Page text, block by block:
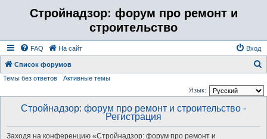
Стройнадзор: форум про ремонт и
строительство
FAQ На сайт Вход
Список форумов
Темы без ответов
Активные темы
Язык:
Стройнадзор: форум про ремонт и строительство -
Регистрация
Заходя на конференцию «Стройнадзор: форум про ремонт и